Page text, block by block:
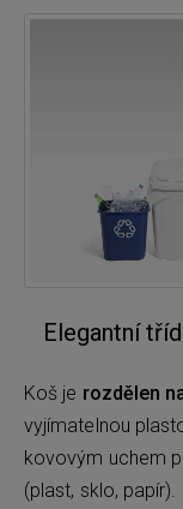
Elegantní
Koš je rozdělen
vyjímatelnou
kovovým uchem
(plast, sklo,